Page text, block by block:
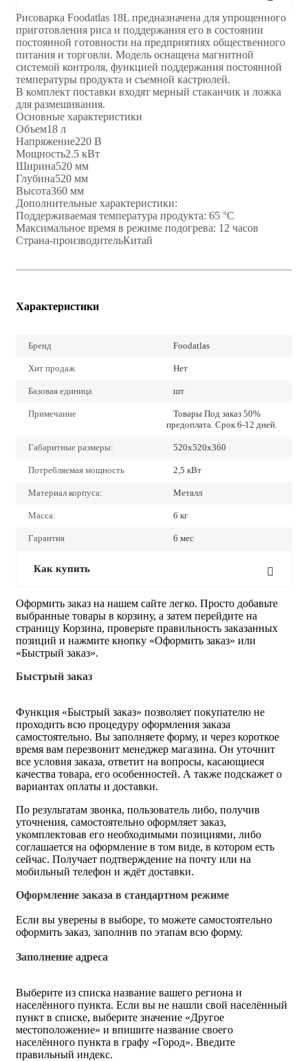
Рисоварка Foodatlas 18L предназначена для упрощенного
приготовления риса и поддержания его в состоянии
постоянной готовности на предприятиях общественного
питания и торговли. Модель оснащена магнитной
системой контроля, функцией поддержания постоянной
температуры продукта и съемной кастрюлей.
В комплект поставки входят мерный стаканчик и ложка
для размешивания.
Основные характеристики
Объем18 л
Напряжение220 В
Мощность2.5 кВт
Ширина520 мм
Глубина520 мм
Высота360 мм
Дополнительные характеристики:
Поддерживаемая температура продукта: 65 °C
Максимальное время в режиме подогрева: 12 часов
Страна-производительКитай
Характеристики
Бренд Foodatlas
Хит продаж Нет
Базовая единица шт
Примечание
Товары Под заказ 50%
предоплата. Срок 6-12 дней.
Габаритные размеры: 520х520х360
Потребляемая мощность 2,5 кВт
Материал корпуса: Металл
Масса: 6 кг
Гарантия 6 мес
Как купить
Оформить заказ на нашем сайте легко. Просто добавьте
выбранные товары в корзину, а затем перейдите на
страницу Корзина, проверьте правильность заказанных
позиций и нажмите кнопку «Оформить заказ» или
«Быстрый заказ».
Быстрый заказ
Функция «Быстрый заказ» позволяет покупателю не
проходить всю процедуру оформления заказа
самостоятельно. Вы заполняете форму, и через короткое
время вам перезвонит менеджер магазина. Он уточнит
все условия заказа, ответит на вопросы, касающиеся
качества товара, его особенностей. А также подскажет о
вариантах оплаты и доставки.
По результатам звонка, пользователь либо, получив
уточнения, самостоятельно оформляет заказ,
укомплектовав его необходимыми позициями, либо
соглашается на оформление в том виде, в котором есть
сейчас. Получает подтверждение на почту или на
мобильный телефон и ждёт доставки.
Оформление заказа в стандартном режиме
Если вы уверены в выборе, то можете самостоятельно
оформить заказ, заполнив по этапам всю форму.
Заполнение адреса
Выберите из списка название вашего региона и
населённого пункта. Если вы не нашли свой населённый
пункт в списке, выберите значение «Другое
местоположение» и впишите название своего
населённого пункта в графу «Город». Введите
правильный индекс.